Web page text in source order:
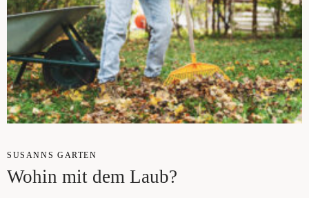
SUSANNS GAR­TEN
Wohin mit dem Laub?